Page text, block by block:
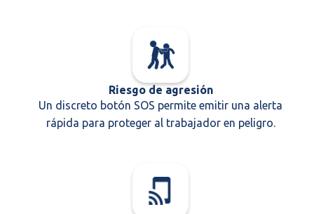
Riesgo de agresión
Un discreto botón SOS permite emitir una alerta
rápida para proteger al trabajador en peligro.